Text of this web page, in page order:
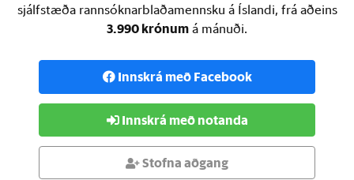
sjálfstæða rannsóknarblaðamennsku á Íslandi, frá aðeins
3.990 krónum á mánuði.
Innskrá með Facebook
Innskrá með notanda
Stofna aðgang